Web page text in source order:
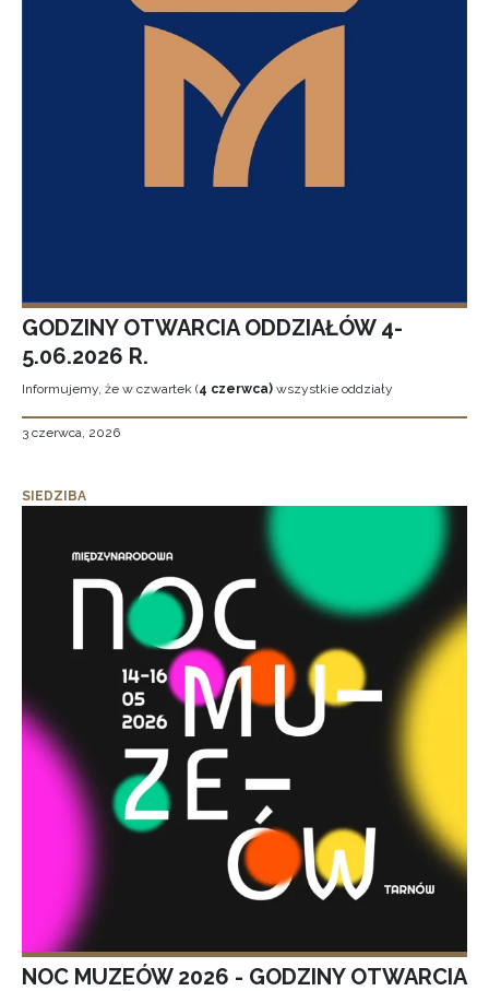
GODZINY OTWARCIA ODDZIAŁÓW 4-
5.06.2026 R.
Informujemy, że w czwartek (4 czerwca) wszystkie oddziały
3 czerwca, 2026
SIEDZIBA
NOC MUZEÓW 2026 - GODZINY OTWARCIA